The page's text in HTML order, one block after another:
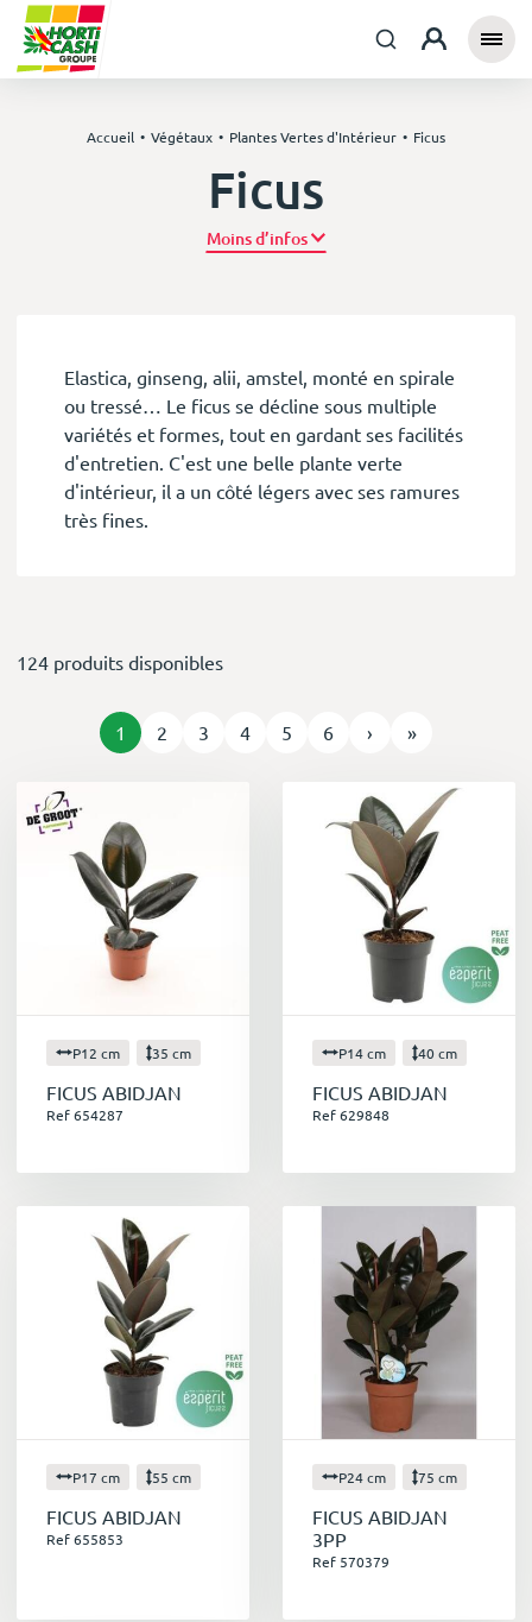
Accueil Végétaux Plantes Vertes d'Intérieur Ficus
Ficus
Plus d’infos
Elastica, ginseng, alii, amstel, monté en spirale
ou tressé… Le ficus se décline sous multiple
variétés et formes, tout en gardant ses facilités
d'entretien. C'est une belle plante verte
d'intérieur, il a un côté légers avec ses ramures
très fines.
124 produits disponibles
1 2 3 4 5 6 › »
P12 cm 35 cm
FICUS ABIDJAN
Ref 654287
P14 cm 40 cm
FICUS ABIDJAN
Ref 629848
P17 cm 55 cm
FICUS ABIDJAN
Ref 655853
P24 cm 75 cm
FICUS ABIDJAN
3PP
Ref 570379